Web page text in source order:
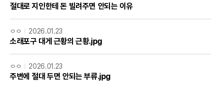
절대로 지인한테 돈 빌려주면 안되는 이유
ㅇㅇ 2026.01.23
소래포구 대게 근황의 근황.jpg
ㅇㅇ 2026.01.23
주변에 절대 두면 안되는 부류.jpg